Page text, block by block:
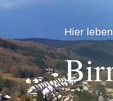
Hier